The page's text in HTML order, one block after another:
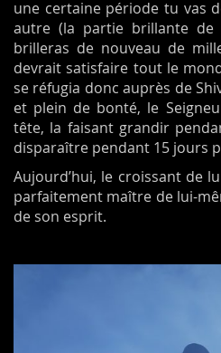
une certaine période tu vas
autre (la partie brillante de
brilleras de nouveau de
devrait satisfaire tout le
se réfugia donc auprès de
et plein de bonté, le
tête, la faisant grandir
disparaître pendant 15 jours
Aujourd’hui, le croissant de
parfaitement maître de lui-
de son esprit.